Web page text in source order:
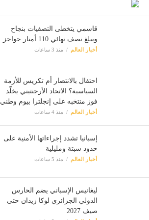
قاسمي يتخطى التصفيات بنجاح
ويبلغ نصف نهائي 110 أمتار حواجز
أخبار العالم منذ 3 ساعات
احتفال بالانتصار أم تكريس للأزمة
السياسية؟ الاتحاد الأرجنتيني يخلّد
فوز منتخبه على إنجلترا بيوم وطني
أخبار العالم منذ 4 ساعات
إسبانيا تشدد إجراءاتها الأمنية على
حدود سبتة ومليلية
أخبار العالم منذ 5 ساعات
ليغانيس الإسباني يضم الحارس
الدولي الجزائري لوكا زيدان حتى
صيف 2027